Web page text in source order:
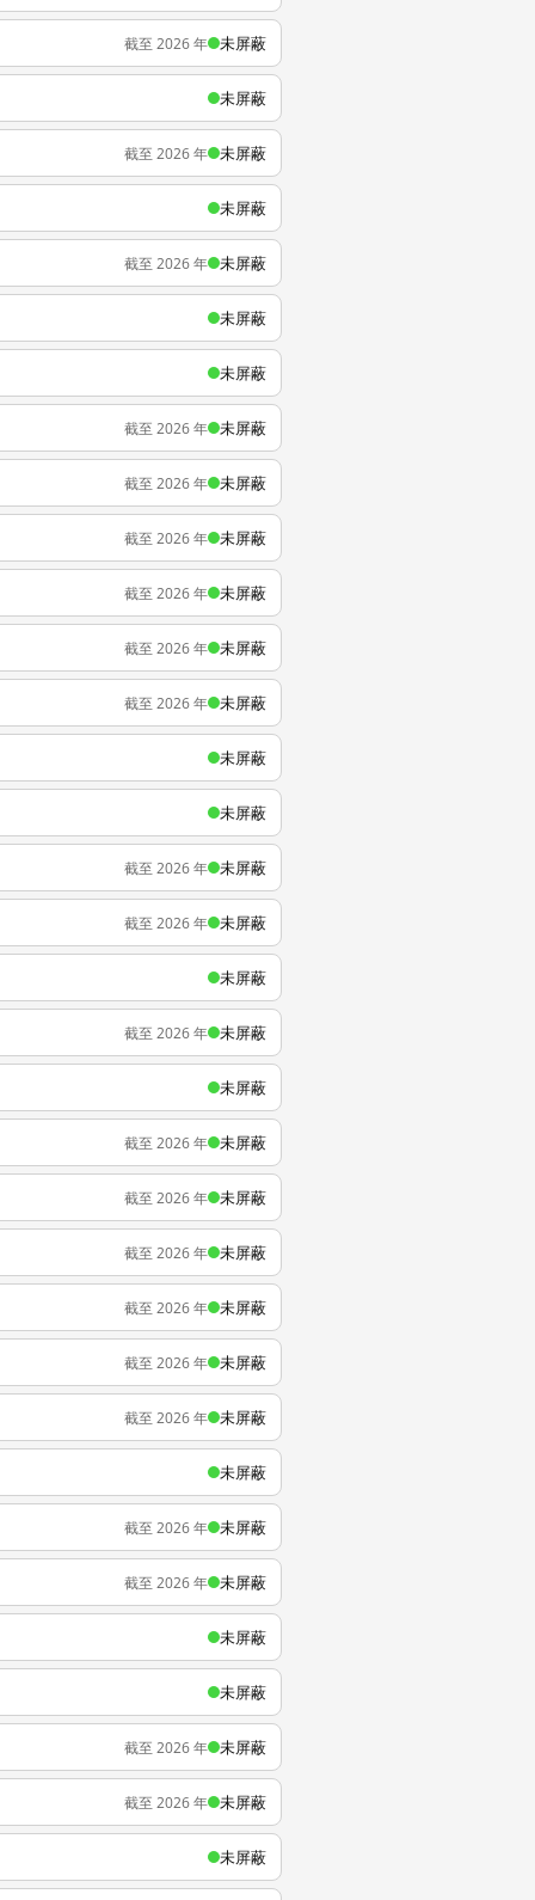
截至 2026 年 未屏蔽
未屏蔽
截至 2026 年 未屏蔽
未屏蔽
截至 2026 年 未屏蔽
未屏蔽
未屏蔽
截至 2026 年 未屏蔽
截至 2026 年 未屏蔽
截至 2026 年 未屏蔽
截至 2026 年 未屏蔽
截至 2026 年 未屏蔽
截至 2026 年 未屏蔽
未屏蔽
未屏蔽
截至 2026 年 未屏蔽
截至 2026 年 未屏蔽
未屏蔽
截至 2026 年 未屏蔽
未屏蔽
截至 2026 年 未屏蔽
截至 2026 年 未屏蔽
截至 2026 年 未屏蔽
截至 2026 年 未屏蔽
截至 2026 年 未屏蔽
截至 2026 年 未屏蔽
未屏蔽
截至 2026 年 未屏蔽
截至 2026 年 未屏蔽
未屏蔽
未屏蔽
截至 2026 年 未屏蔽
截至 2026 年 未屏蔽
未屏蔽